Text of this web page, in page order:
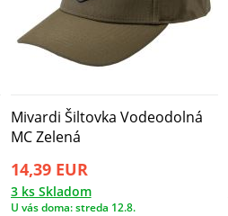
Mivardi Šiltovka Vodeodolná
MC Zelená
14,39 EUR
3 ks Skladom
U vás doma: streda 12.8.